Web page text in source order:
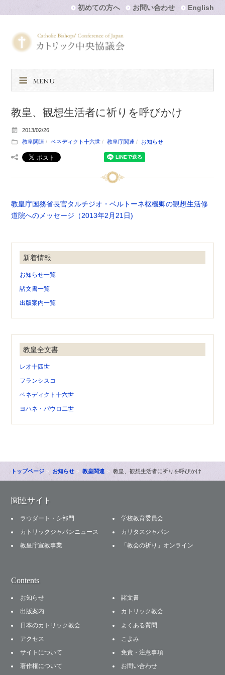
初めての方へ お問い合わせ English
MENU
教皇、観想生活者に祈りを呼びかけ
2013/02/26
教皇関連
ベネディクト十六世 教皇庁関連 お知らせ
教皇庁国務省長官タルチジオ・ベルトーネ枢機卿の観想生活修
道院へのメッセージ（2013年2月21日)
新着情報
お知らせ一覧
諸文書一覧
出版案内一覧
教皇全文書
レオ十四世
フランシスコ
ベネディクト十六世
ヨハネ・パウロ二世
トップページ お知らせ 教皇関連 教皇、観想生活者に祈りを呼びかけ
関連サイト
ラウダート・シ部門
学校教育委員会
カトリックジャパンニュース
カリタスジャパン
教皇庁宣教事業
「教会の祈り」オンライン
Contents
お知らせ
諸文書
出版案内
カトリック教会
日本のカトリック教会
よくある質問
アクセス
こよみ
サイトについて
免責・注意事項
著作権について
お問い合わせ